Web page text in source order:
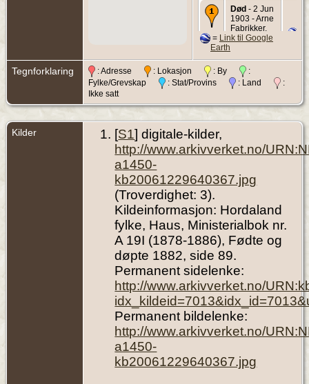
Død - 2 Jun
1903 - Arne
Fabrikker,
Ytre Arna,
Norway
Begravelse
- 7 Jun
Arna,
= Link til Google
Earth
Tegnforklaring : Adresse : Lokasjon : By
:
Fylke/Grevskap
: Stat/Provins : Land
:
Ikke satt
Kilder [S1] digitale-kilder,
http://www.arkivverket.no/
a1450-
kb20061229640367.jpg
(Troverdighet: 3).
Kildeinformasjon: Hordaland
fylke, Haus, Ministerialbok nr.
A 19I (1878-1886), Fødte og
døpte 1882, side 89.
Permanent sidelenke:
http://www.arkivverket.no/
Permanent bildelenke:
http://www.arkivverket.no/
a1450-
kb20061229640367.jpg